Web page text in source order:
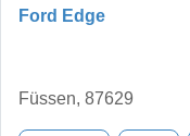
Ford Edge
Füssen, 87629